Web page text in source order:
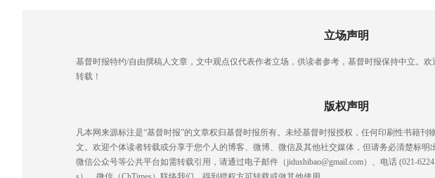
立场声明
基督时报特约/自由撰稿人文章，文中观点仅代表作者立场，供读者参考，基督时报保持中立。
转载！
版权声明
凡本网来源标注是“基督时报”的文章权归基督时报所有。未经基督时报授权，任何印刷性书籍
文。欢迎个体读者转载或分享于您个人的博客、微博、微信及其他社交媒体，但请务必清楚标明
微信公众号等公共平台如需转载引用，请通过电子邮件（jidushibao@gmail.com）、电话 (021-